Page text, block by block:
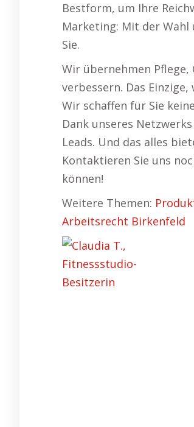
Bestform, um Ihre
Marketing: Mit der
Sie.
Wir übernehmen
verbessern. Das
Wir schaffen für Sie
Dank unseres
Leads. Und das alles
Kontaktieren Sie uns
können!
Weitere Themen:
Arbeitsrecht Birkenfeld